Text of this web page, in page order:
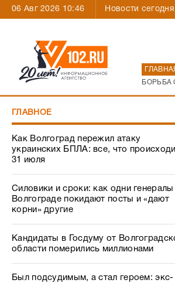
06 Авг 2026 10:46 Новости сегодня
БОРЬБА
ГЛАВНОЕ
Как Волгоград пережил атаку
украинских БПЛА: все, что
31 июля
Силовики и сроки: как одни генералы
Волгограде покидают посты и «дают
корни» другие
Кандидаты в Госдуму от
области померились миллионами
Был подсудимым, а стал героем: экс-